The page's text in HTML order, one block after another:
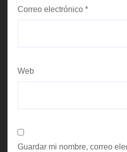
Correo electrónico *
Web
Guardar mi nombre, correo